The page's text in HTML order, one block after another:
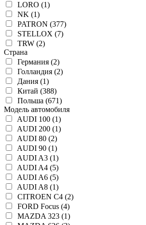
LORO (1)
NK (1)
PATRON (377)
STELLOX (7)
TRW (2)
Страна
Германия (2)
Голландия (2)
Дания (1)
Китай (388)
Польша (671)
Модель автомобиля
AUDI 100 (1)
AUDI 200 (1)
AUDI 80 (2)
AUDI 90 (1)
AUDI A3 (1)
AUDI A4 (5)
AUDI A6 (5)
AUDI A8 (1)
CITROEN C4 (2)
FORD Focus (4)
MAZDA 323 (1)